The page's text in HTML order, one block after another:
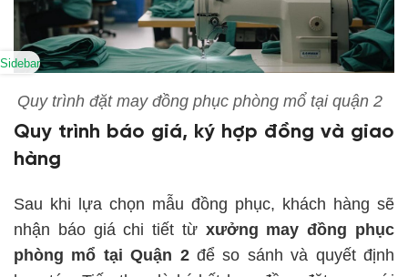
Quy trình đặt may đồng phục phòng mổ tại quận 2
Quy trình báo giá, ký hợp đồng và giao
hàng
Sau khi lựa chọn mẫu đồng phục, khách hàng sẽ
nhận báo giá chi tiết từ xưởng may đồng phục
phòng mổ tại Quận 2để so sánh và quyết định
Sidebar